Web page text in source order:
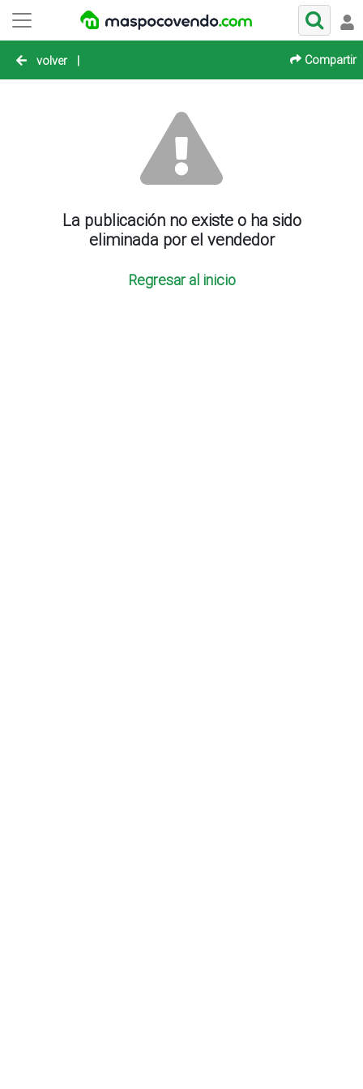
volver | Compartir
La publicación no existe o ha sido
eliminada por el vendedor
Regresar al inicio